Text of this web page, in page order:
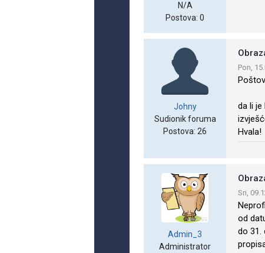
N/A
Postova: 0
Johny
Sudionik foruma
Postova: 26
Pon,
da li je
Hvala!
Admin_3
Administrator
Sri,
od
do 31.